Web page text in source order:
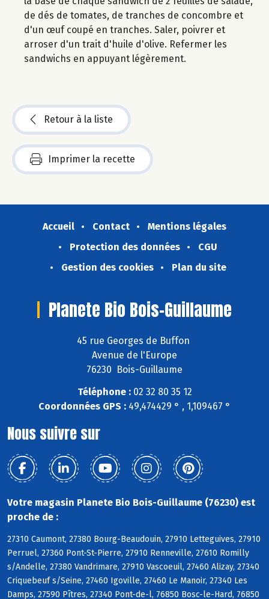
de dés de tomates, de tranches de concombre et
d'un œuf coupé en tranches. Saler, poivrer et
arroser d'un trait d'huile d'olive. Refermer les
sandwichs en appuyant légèrement.
Retour à la liste
Imprimer la recette
Accueil Contact
Mentions légales
Protection des données
CGU
Gestion des cookies
Plan du site
Planete Bio Bois-Guillaume
45 rue Georges de Buffon
Avenue de l'Europe
76230 Bois-Guillaume
Téléphone :02 32 80 35 12
Coordonnées GPS : 49,474429 ° , 1,109467 °
Nous suivre sur
Votre magasin Planete Bio Bois-Guillaume (76230) est
proche de :
27310 Caumont, 27380 Bourg-Beaudouin, 27910 Letteguives, 27910
Perruel, 27360 Pont-St-Pierre, 27910 Renneville, 27610 Romilly
s/Andelle, 27380 Vandrimare, 27910 Vascoeuil, 27460 Alizay, 27340
Criquebeuf s/Seine, 27460 Igoville, 27460 Le Manoir, 27340 Les
Damps, 27590 Pîtres, 27340 Pont-de-l, 76850 Bosc-le-Hard, 76850